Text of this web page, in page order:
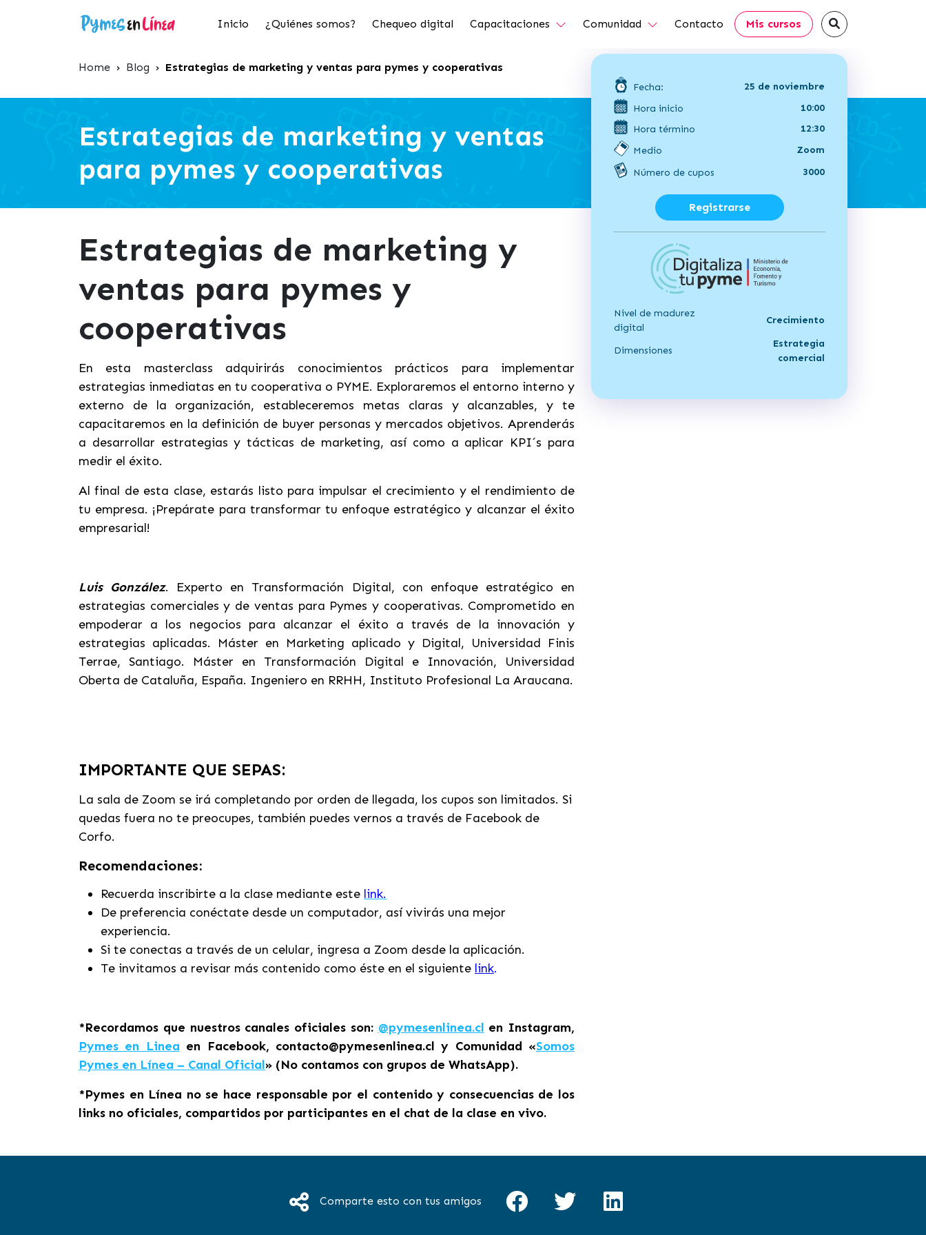
Inicio ¿Quiénes somos? Chequeo digital Capacitaciones Comunidad Contacto Mis cursos
Home › Blog › Estrategias de marketing y ventas para pymes y cooperativas
Estrategias de marketing y ventas
para pymes y cooperativas
Fecha:
25 de noviembre
Hora inicio
10:00
Hora término
12:30
Medio
Zoom
Número de cupos
3000
Registrarse
Nivel de madurez
digital
Crecimiento
Dimensiones
Estrategia
comercial
Estrategias de marketing y
ventas para pymes y
cooperativas
En esta masterclass adquirirás conocimientos prácticos para implementar
estrategias inmediatas en tu cooperativa o PYME. Exploraremos el entorno interno y
externo de la organización, estableceremos metas claras y alcanzables, y te
capacitaremos en la definición de buyer personas y mercados objetivos. Aprenderás
a desarrollar estrategias y tácticas de marketing, así como a aplicar KPI´s para
medir el éxito.
Al final de esta clase, estarás listo para impulsar el crecimiento y el rendimiento de
tu empresa. ¡Prepárate para transformar tu enfoque estratégico y alcanzar el éxito
empresarial!
Luis González. Experto en Transformación Digital, con enfoque estratégico en
estrategias comerciales y de ventas para Pymes y cooperativas. Comprometido en
empoderar a los negocios para alcanzar el éxito a través de la innovación y
estrategias aplicadas. Máster en Marketing aplicado y Digital, Universidad Finis
Terrae, Santiago. Máster en Transformación Digital e Innovación, Universidad
Oberta de Cataluña, España. Ingeniero en RRHH, Instituto Profesional La Araucana.
IMPORTANTE QUE SEPAS:
La sala de Zoom se irá completando por orden de llegada, los cupos son limitados. Si
quedas fuera no te preocupes, también puedes vernos a través de Facebook de
Corfo.
Recomendaciones:
Recuerda inscribirte a la clase mediante este link.
De preferencia conéctate desde un computador, así vivirás una mejor
experiencia.
Si te conectas a través de un celular, ingresa a Zoom desde la aplicación.
Te invitamos a revisar más contenido como éste en el siguiente link.
*Recordamos que nuestros canales oficiales son: @pymesenlinea.cl en Instagram,
Pymes en Linea en Facebook, contacto@pymesenlinea.cl y Comunidad «Somos
Pymes en Línea – Canal Oficial» (No contamos con grupos de WhatsApp).
*Pymes en Línea no se hace responsable por el contenido y consecuencias de los
links no oficiales, compartidos por participantes en el chat de la clase en vivo.
Comparte esto con tus amigos